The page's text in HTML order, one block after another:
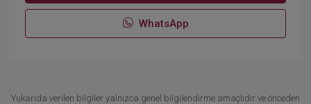
WhatsApp
Yukarıda verilen bilgiler yalnızca genel bilgilendirme amaçlıdır ve önceden